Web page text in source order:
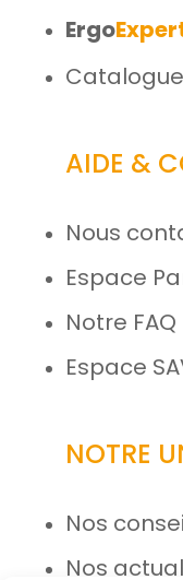
Ergo
Catalogue
AIDE &
Nous
Espace
Notre FAQ
Espace
NOTRE
Nos
Nos